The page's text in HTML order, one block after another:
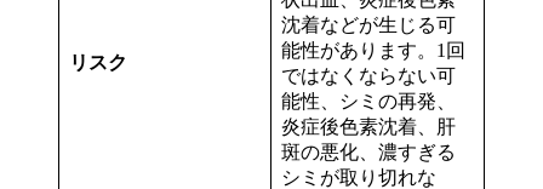
リスク
沈着などが生じる可
能性があります。1回
ではなくならない可
能性、シミの再発、
炎症後色素沈着、肝
斑の悪化、濃すぎる
シミが取り切れな